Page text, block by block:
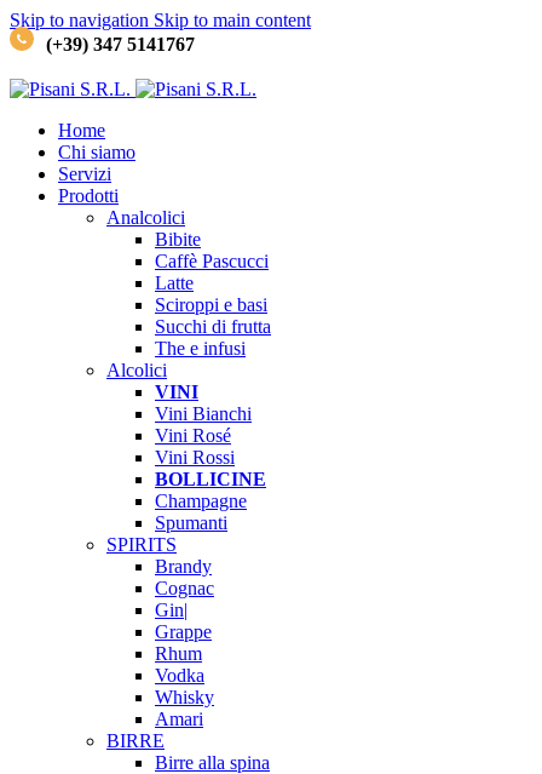
Skip to navigation Skip to main content
(+39) 347 5141767
Home
Chi siamo
Servizi
Prodotti
Analcolici
Bibite
Caffè Pascucci
Latte
Sciroppi e basi
Succhi di frutta
The e infusi
Alcolici
VINI
Vini Bianchi
Vini Rosé
Vini Rossi
BOLLICINE
Champagne
Spumanti
SPIRITS
Brandy
Cognac
Gin|
Grappe
Rhum
Vodka
Whisky
Amari
BIRRE
Birre alla spina